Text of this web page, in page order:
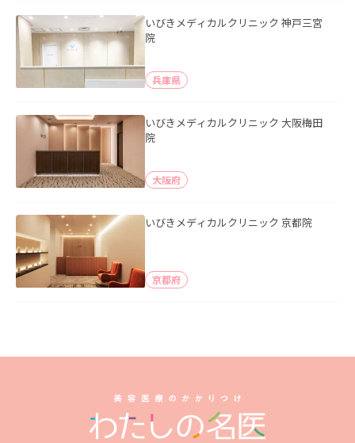
いびきメディカルクリニック 神戸三宮
院
兵庫県
いびきメディカルクリニック 大阪梅田
院
大阪府
いびきメディカルクリニック 京都院
京都府